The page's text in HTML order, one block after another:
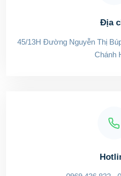
Địa
45/13H Đường Nguyễn Thị
Chánh